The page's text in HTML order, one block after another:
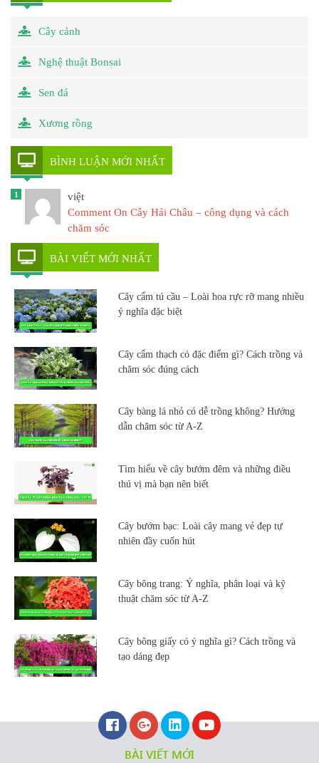
Cây cảnh
Nghệ thuật Bonsai
Sen đá
Xương rồng
BÌNH LUẬN MỚI NHẤT
1
việt
Comment On Cây Hải Châu – công dụng và cách
chăm sóc
BÀI VIẾT MỚI NHẤT
Cây cẩm tú cầu – Loài hoa rực rỡ mang nhiều
ý nghĩa đặc biệt
Cây cẩm thạch có đặc điểm gì? Cách trồng và
chăm sóc đúng cách
Cây bàng lá nhỏ có dễ trồng không? Hướng
dẫn chăm sóc từ A-Z
Tìm hiểu về cây bướm đêm và những điều
thú vị mà bạn nên biết
Cây bướm bạc: Loài cây mang vẻ đẹp tự
nhiên đầy cuốn hút
Cây bông trang: Ý nghĩa, phân loại và kỹ
thuật chăm sóc từ A-Z
Cây bông giấy có ý nghĩa gì? Cách trồng và
tạo dáng đẹp
BÀI VIẾT MỚI